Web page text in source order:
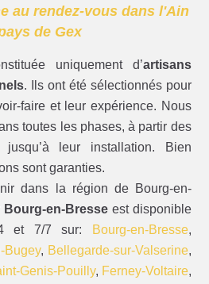
au rendez-vous dans l'Ain
de Gex
uniquement d’artisans
. Ils ont été sélectionnés pour
faire et leur expérience. Nous
toutes les phases, à partir des
leur installation. Bien
sont garanties.
dans la région de Bourg-en-
Bourg-en-Bresseest disponible
et 7/7 sur:
Bourg-en-Bresse,
Bugey, Bellegarde-sur-Valserine,
Genis-Pouilly, Ferney-Voltaire,